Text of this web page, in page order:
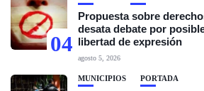
04
Propuesta sobre
desata debate por
libertad de expresión
agosto 5, 2026
MUNICIPIOS PORTADA